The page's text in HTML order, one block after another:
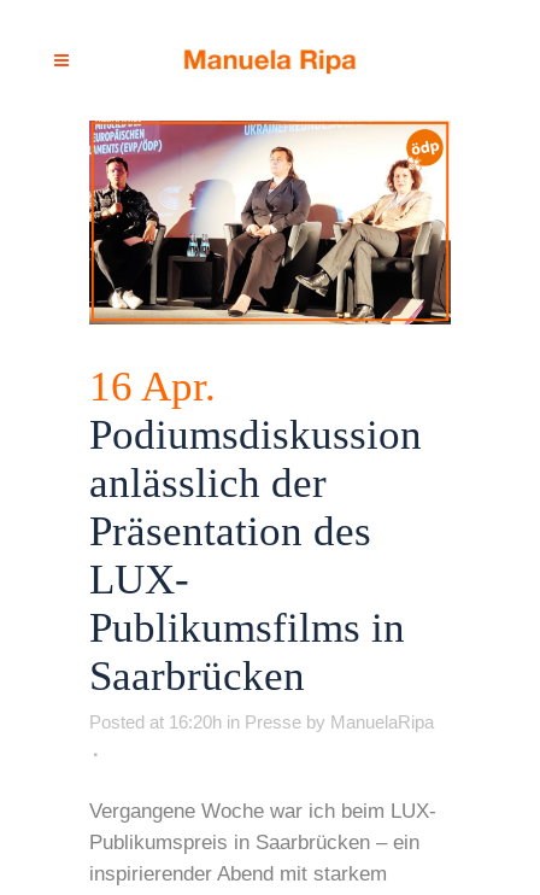
16 Apr.
Podiumsdiskussion
anlässlich der
Präsentation des
LUX-
Publikumsfilms in
Saarbrücken
Posted at 16:20h in Presse by ManuelaRipa
Vergangene Woche war ich beim LUX-
Publikumspreis in Saarbrücken – ein
inspirierender Abend mit starkem